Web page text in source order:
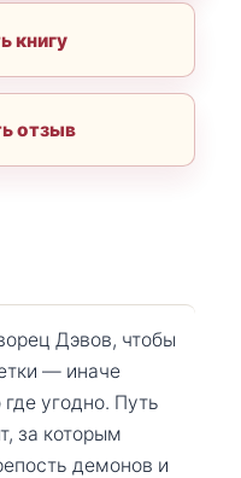
книгу
отзыв
Дэвов, чтобы
— иначе
угодно. Путь
за которым
демонов и